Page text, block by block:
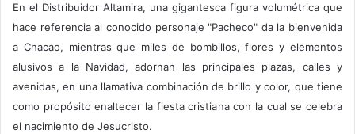
En el Distribuidor Altamira, una gigantesca figura volumétrica que
hace referencia al conocido personaje "Pacheco" da la bienvenida
a Chacao, mientras que miles de bombillos, flores y elementos
alusivos a la Navidad, adornan las principales plazas, calles y
avenidas, en una llamativa combinación de brillo y color, que tiene
como propósito enaltecer la fiesta cristiana con la cual se celebra
el nacimiento de Jesucristo.